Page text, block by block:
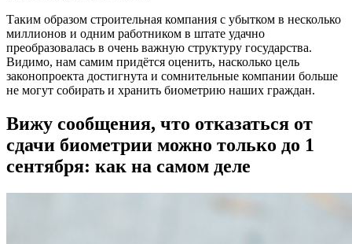
Таким образом строительная компания с убытком в несколько
миллионов и одним работником в штате удачно
преобразовалась в очень важную структуру государства.
Видимо, нам самим придётся оценить, насколько цель
законопроекта достигнута и сомнительные компании больше
не могут собирать и хранить биометрию наших граждан.
Вижу сообщения, что отказаться от
сдачи биометрии можно только до 1
сентября: как на самом деле